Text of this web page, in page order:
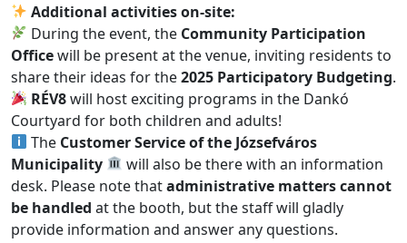
Additional activities on-site:
During the event, the Community Participation
Officewill be present at the venue, inviting residents to
share their ideas for the2025 Participatory Budgeting.
RÉV8will host exciting programs in the Dankó
Courtyard for both children and adults!
The Customer Service of the Józsefváros
Municipality
will also be there with an information
desk. Please note thatadministrative matters cannot
be handled at the booth, but the staff will gladly
provide information and answer any questions.